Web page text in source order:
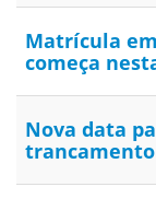
Matrícula
começa
Nova data